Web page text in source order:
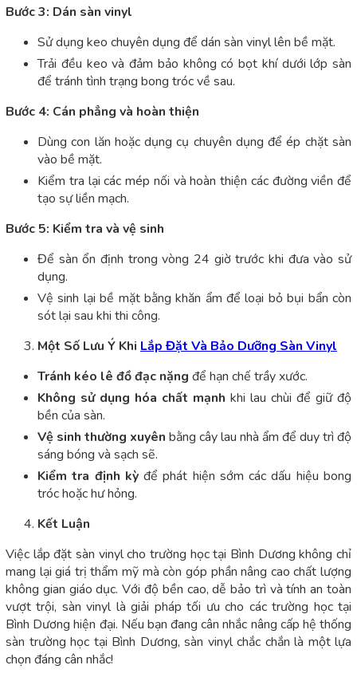
Bước 3: Dán sàn vinyl
Sử dụng keo chuyên dụng để dán sàn vinyl lên bề mặt.
Trải đều keo và đảm bảo không có bọt khí dưới lớp sàn
để tránh tình trạng bong tróc về sau.
Bước 4: Cán phẳng và hoàn thiện
Dùng con lăn hoặc dụng cụ chuyên dụng để ép chặt sàn
vào bề mặt.
Kiểm tra lại các mép nối và hoàn thiện các đường viền để
tạo sự liền mạch.
Bước 5: Kiểm tra và vệ sinh
Để sàn ổn định trong vòng 24 giờ trước khi đưa vào sử
dụng.
Vệ sinh lại bề mặt bằng khăn ẩm để loại bỏ bụi bẩn còn
sót lại sau khi thi công.
Một Số Lưu Ý Khi Lắp Đặt Và Bảo Dưỡng Sàn Vinyl
Tránh kéo lê đồ đạc nặng để hạn chế trầy xước.
Không sử dụng hóa chất mạnh khi lau chùi để giữ độ
bền của sàn.
Vệ sinh thường xuyên bằng cây lau nhà ẩm để duy trì độ
sáng bóng và sạch sẽ.
Kiểm tra định kỳđể phát hiện sớm các dấu hiệu bong
tróc hoặc hư hỏng.
Kết Luận
Việc lắp đặt sàn vinyl cho trường học tại Bình Dương không chỉ
mang lại giá trị thẩm mỹ mà còn góp phần nâng cao chất lượng
không gian giáo dục. Với độ bền cao, dễ bảo trì và tính an toàn
vượt trội, sàn vinyl là giải pháp tối ưu cho các trường học tại
Bình Dương hiện đại. Nếu bạn đang cân nhắc nâng cấp hệ thống
sàn trường học tại Bình Dương, sàn vinyl chắc chắn là một lựa
chọn đáng cân nhắc!